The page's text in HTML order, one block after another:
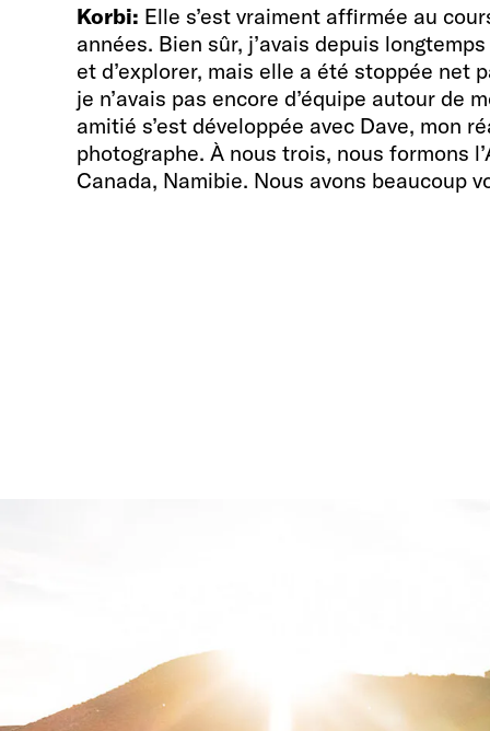
Korbi: Elle s’est vraiment affirmée au
années. Bien sûr, j’avais depuis
et d’explorer, mais elle a été stoppée net
je n’avais pas encore d’équipe autour de
amitié s’est développée avec Dave, mon
photographe. À nous trois, nous formons
Canada, Namibie. Nous avons beaucoup